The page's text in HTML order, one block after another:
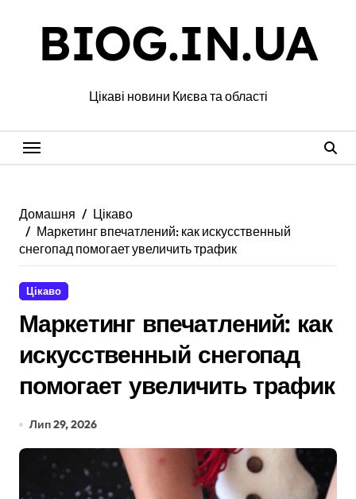
BIOG.IN.UA
Цікаві новини Києва та області
Домашня
Цікаво
Маркетинг впечатлений: как искусственный
снегопад помогает увеличить трафик
Цікаво
Маркетинг впечатлений: как
искусственный снегопад
помогает увеличить трафик
Лип 29, 2026